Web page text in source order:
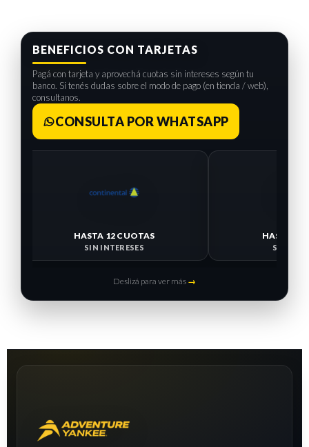
BENEFICIOS CON TARJETAS
Pagá con tarjeta y aprovechá cuotas sin intereses según tu
banco. Si tenés dudas sobre el modo de pago (en tienda / web),
consultanos.
CONSULTA POR WHATSAPP
HASTA 12 CUOTAS
SIN INTERESES
Deslizá para ver más →